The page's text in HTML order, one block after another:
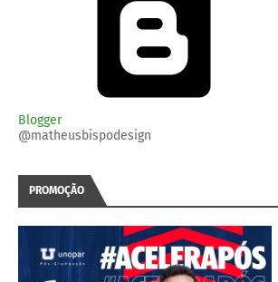
Blogger
@matheusbispodesign
PROMOÇÃO